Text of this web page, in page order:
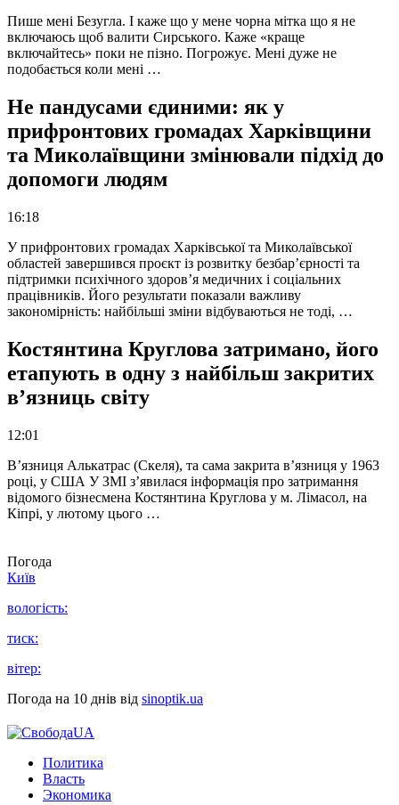
Пише мені Безугла. І каже що у мене чорна мітка що я не
включаюсь щоб валити Сирського. Каже «краще
включайтесь» поки не пізно. Погрожує. Мені дуже не
подобається коли мені …
Не пандусами єдиними: як у
прифронтових громадах Харківщини
та Миколаївщини змінювали підхід до
допомоги людям
16:18
У прифронтових громадах Харківської та Миколаївської
областей завершився проєкт із розвитку безбар’єрності та
підтримки психічного здоров’я медичних і соціальних
працівників. Його результати показали важливу
закономірність: найбільші зміни відбуваються не тоді, …
Костянтина Круглова затримано, його
етапують в одну з найбільш закритих
в’язниць світу
12:01
В’язниця Алькатрас (Скеля), та сама закрита в’язниця у 1963
році, у США У ЗМІ з’явилася інформація про затримання
відомого бізнесмена Костянтина Круглова у м. Лімасол, на
Кіпрі, у лютому цього …
Погода
Київ
вологість:
тиск:
вітер:
Погода на 10 днів від sinoptik.ua
Политика
Власть
Экономика